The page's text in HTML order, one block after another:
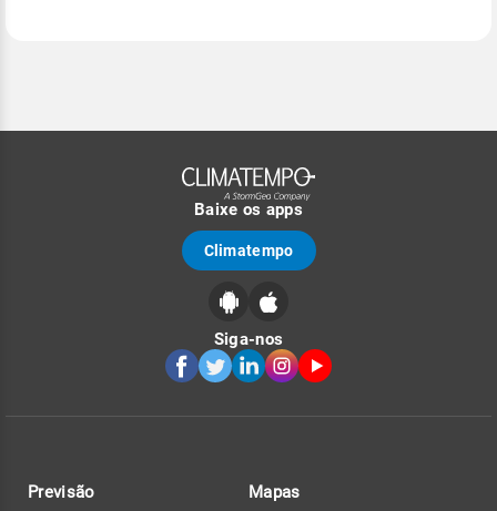
Baixe os apps
Climatempo
Siga-nos
Previsão Mapas